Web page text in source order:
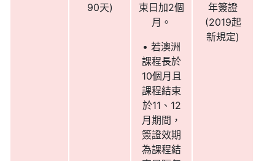
90天)
束日加2個
月。
• 若澳洲
課程長於
10個月且
課程結束
於11、12
月期間，
簽證效期
為課程結
年簽證
(2019起
新規定)